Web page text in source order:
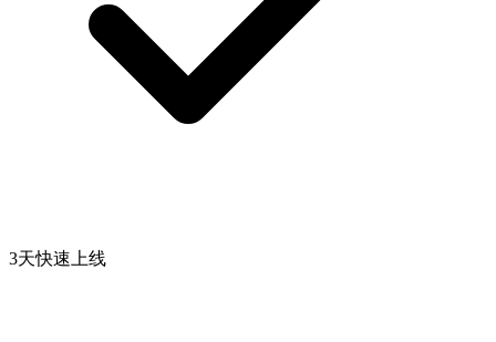
3天快速上线